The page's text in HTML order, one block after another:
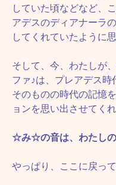
していた頃などなど、
アデスのディアナーラ
してくれていたように思
そして、今、わたしが
ファ♪は、プレアデス
そのものの時代の記憶
ョンを思い出させてくれ
☆み☆の音は、わたしの
やっぱり、ここに戻っ